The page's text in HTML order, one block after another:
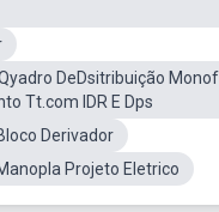
DeDsitribuição
Tt.com IDR E Dps
Derivador
Projeto Eletrico